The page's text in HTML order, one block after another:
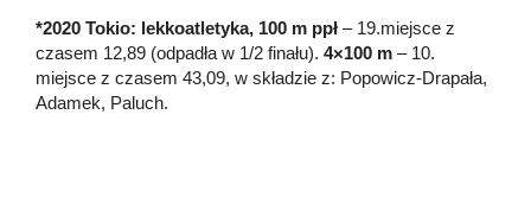
*2020 Tokio: lekkoatletyka, 100 m ppł – 19.miejsce z
czasem 12,89 (odpadła w 1/2 finału). 4×100 m – 10.
miejsce z czasem 43,09, w składzie z: Popowicz-Drapała,
Adamek, Paluch.